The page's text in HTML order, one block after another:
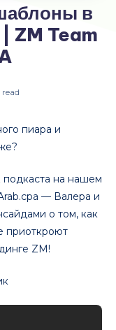
в
ZM Team
пиара и
подкаста на нашем
— Валера и
о том, как
приоткроют
ZM!